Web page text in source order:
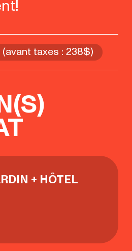
taxes : 238$)
+ HÔTEL